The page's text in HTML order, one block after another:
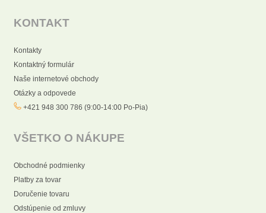
KONTAKT
Kontakty
Kontaktný formulár
Naše internetové obchody
Otázky a odpovede
+421 948 300 786 (9:00-14:00 Po-Pia)
VŠETKO O NÁKUPE
Obchodné podmienky
Platby za tovar
Doručenie tovaru
Odstúpenie od zmluvy